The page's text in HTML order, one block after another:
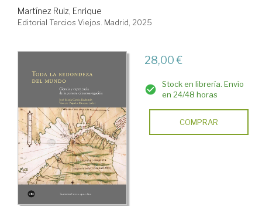
Martínez Ruiz, Enrique
Editorial Tercios Viejos. Madrid, 2025
28,00 €
Stock en librería. Envío
en 24/48 horas
COMPRAR